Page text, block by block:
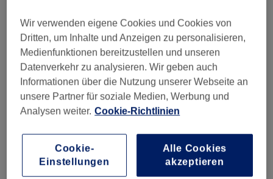
Wir verwenden eigene Cookies und Cookies von
Dritten, um Inhalte und Anzeigen zu personalisieren,
Medienfunktionen bereitzustellen und unseren
Datenverkehr zu analysieren. Wir geben auch
Informationen über die Nutzung unserer Webseite an
unsere Partner für soziale Medien, Werbung und
Analysen weiter. Cookie-Richtlinien
Cookie-
Einstellungen
Alle Cookies
akzeptieren